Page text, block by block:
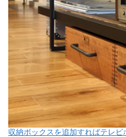
収納ボックスを追加すればテレビ